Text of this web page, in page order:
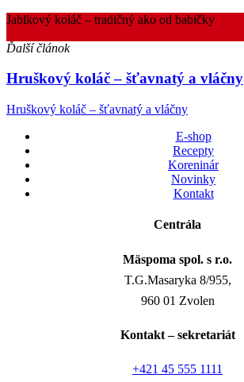
Jablkový koláč – tradičný ako od babičky
Ďalší článok
Hruškový koláč – šťavnatý a vláčny
Hruškový koláč – šťavnatý a vláčny
E-shop
Recepty
Koreninár
Novinky
Kontakt
Centrála
Mäspoma spol. s r.o.
T.G.Masaryka 8/955,
960 01 Zvolen
Kontakt – sekretariát
+421 45 555 1111